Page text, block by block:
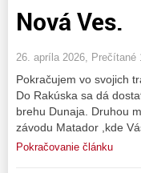
Nová Ves.
26. apríla 2026, Prečítané
Pokračujem vo svojich
Do Rakúska sa dá
brehu Dunaja. Druhou
závodu Matador ,kde
Pokračovanie článku